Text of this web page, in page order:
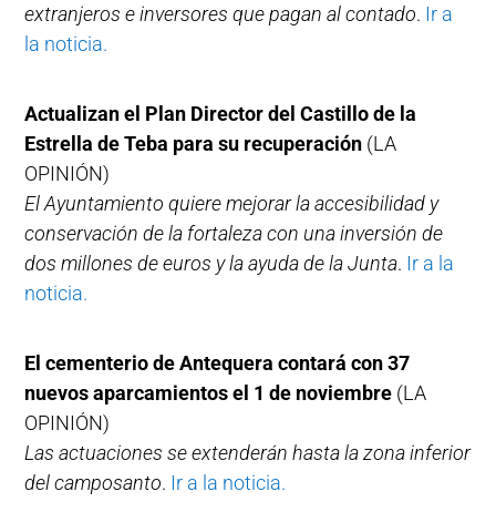
extranjeros e inversores que pagan al contado. Ir a
la noticia.
Actualizan el Plan Director del Castillo de la
Estrella de Teba para su recuperación (LA
OPINIÓN)
El Ayuntamiento quiere mejorar la accesibilidad y
conservación de la fortaleza con una inversión de
dos millones de euros y la ayuda de la Junta. Ir a la
noticia.
El cementerio de Antequera contará con 37
nuevos aparcamientos el 1 de noviembre (LA
OPINIÓN)
Las actuaciones se extenderán hasta la zona inferior
del camposanto. Ir a la noticia.